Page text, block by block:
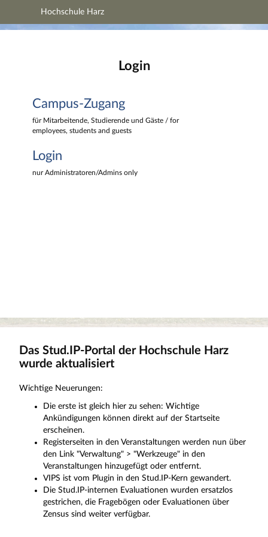
Hauptnavigation
Fußzeile
Hochschule Harz
Login
Campus-Zugang
für Mitarbeitende, Studierende und Gäste / for
employees, students and guests
Login
nur Administratoren/Admins only
Das Stud.IP-Portal der Hochschule Harz
wurde aktualisiert
Wichtige Neuerungen:
Die erste ist gleich hier zu sehen: Wichtige
Ankündigungen können direkt auf der Startseite
erscheinen.
Registerseiten in den Veranstaltungen werden nun über
den Link "Verwaltung" > "Werkzeuge" in den
Veranstaltungen hinzugefügt oder entfernt.
VIPS ist vom Plugin in den Stud.IP-Kern gewandert.
Die Stud.IP-internen Evaluationen wurden ersatzlos
gestrichen, die Fragebögen oder Evaluationen über
Zensus sind weiter verfügbar.